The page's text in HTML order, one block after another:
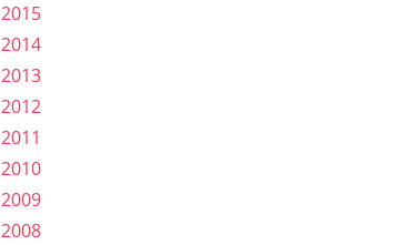
2015
2014
2013
2012
2011
2010
2009
2008